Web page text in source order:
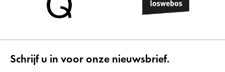
Schrijf u in voor onze nieuwsbrief.